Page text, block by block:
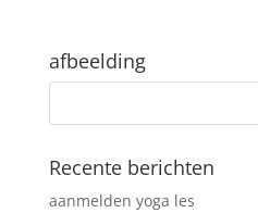
afbeelding
Recente berichten
aanmelden yoga les